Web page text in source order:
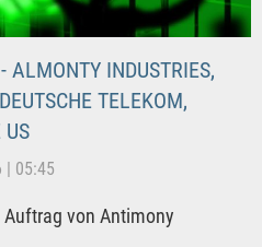
ALMONTY INDUSTRIES,
TELEKOM,
US
| 05:45
von Antimony